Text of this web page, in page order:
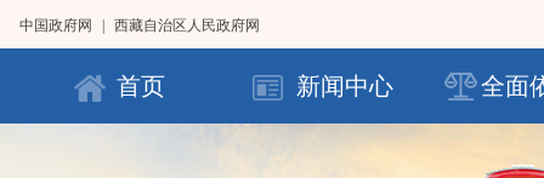
中国政府网 西藏自治区人民政府网
首页 新闻中心 全面